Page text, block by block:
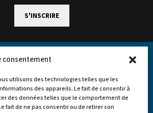
consentement
utilisons des technologies telles que les
des appareils. Le fait de consentir à
des données telles que le comportement de
fait de ne pas consentir ou de retirer son